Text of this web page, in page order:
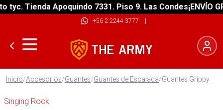
Tienda Apoquindo 7331. Piso 9. Las Condes¡ENVÍO
+56 2 2244 3777 |
Inicio/Accesorios/Guantes/Guantes de Escalada/Guantes Grippy
Singing Rock